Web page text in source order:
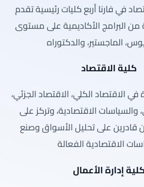
في فارنا أربع كليات رئيسية تقدم
البرامج الأكاديمية على مستوى
الماجستير، والدكتوراه
كلية الاقتصاد
الاقتصاد الكلي، الاقتصاد الجزئي،
والسياسات الاقتصادية، وتركز على
قادرين على تحليل الأسواق وصنع
الاقتصادية الفعالة
كلية إدارة الأعمال